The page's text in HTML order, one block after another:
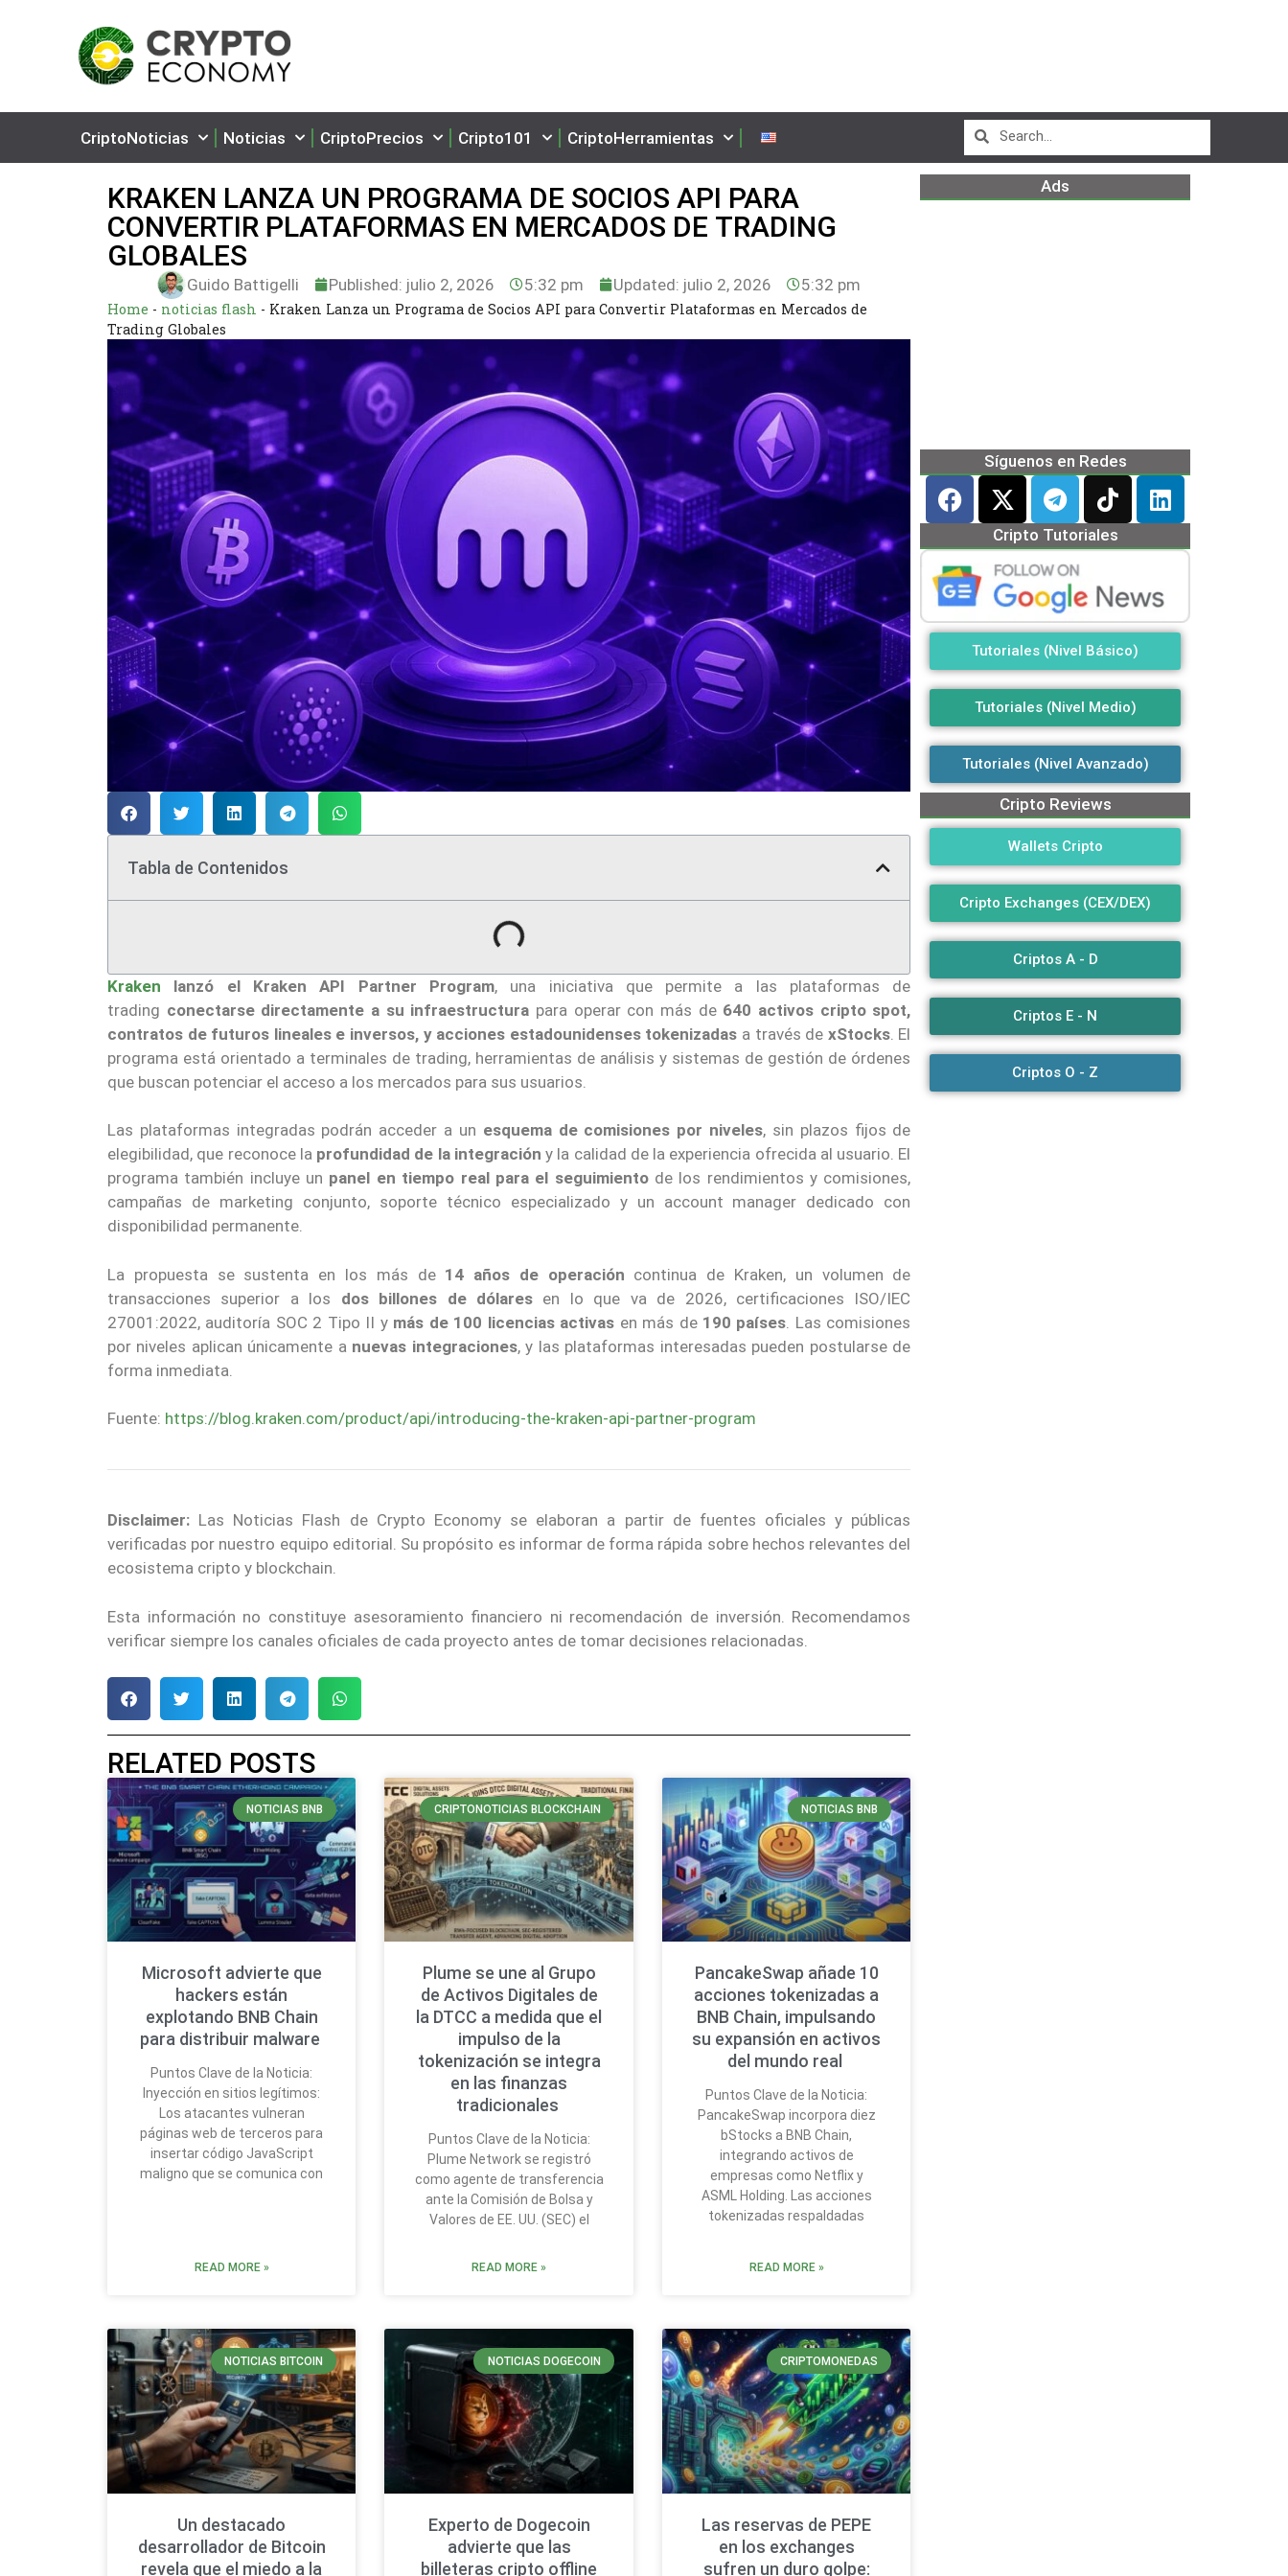
CriptoNoticias Noticias CriptoPrecios Cripto101 CriptoHerramientas
KRAKEN LANZA UN PROGRAMA DE SOCIOS API PARA
CONVERTIR PLATAFORMAS EN MERCADOS DE TRADING
GLOBALES
Guido Battigelli Published: julio 2, 2026 5:32 pm Updated: julio 2, 2026 5:32 pm
Home - noticias flash - Kraken Lanza un Programa de Socios API para Convertir Plataformas en Mercados de
Trading Globales
Tabla de Contenidos
Kraken lanzó el Kraken API Partner Program, una iniciativa que permite a las plataformas de
trading conectarse directamente a su infraestructura para operar con más de 640 activos cripto spot,
contratos de futuros lineales e inversos, y acciones estadounidenses tokenizadas a través de xStocks. El
programa está orientado a terminales de trading, herramientas de análisis y sistemas de gestión de órdenes
que buscan potenciar el acceso a los mercados para sus usuarios.
Las plataformas integradas podrán acceder a un esquema de comisiones por niveles, sin plazos fijos de
elegibilidad, que reconoce la profundidad de la integración y la calidad de la experiencia ofrecida al usuario. El
programa también incluye un panel en tiempo real para el seguimientode los rendimientos y comisiones,
campañas de marketing conjunto, soporte técnico especializado y un account manager dedicado con
disponibilidad permanente.
La propuesta se sustenta en los más de 14 años de operación continua de Kraken, un volumen de
transacciones superior a los dos billones de dólares en lo que va de 2026, certificaciones ISO/IEC
27001:2022, auditoría SOC 2 Tipo II y más de 100 licencias activas en más de 190 países . Las comisiones
por niveles aplican únicamente a nuevas integraciones, y las plataformas interesadas pueden postularse de
forma inmediata.
Fuente: https://blog.kraken.com/product/api/introducing-the-kraken-api-partner-program
Disclaimer: Las Noticias Flash de Crypto Economy se elaboran a partir de fuentes oficiales y públicas
verificadas por nuestro equipo editorial. Su propósito es informar de forma rápida sobre hechos relevantes del
ecosistema cripto y blockchain.
Esta información no constituye asesoramiento financiero ni recomendación de inversión. Recomendamos
verificar siempre los canales oficiales de cada proyecto antes de tomar decisiones relacionadas.
RELATED POSTS
NOTICIAS BNB
Microsoft advierte que
hackers están
explotando BNB Chain
para distribuir malware
Puntos Clave de la Noticia:
Inyección en sitios legítimos:
Los atacantes vulneran
páginas web de terceros para
insertar código JavaScript
maligno que se comunica con
READ MORE »
CRIPTONOTICIAS BLOCKCHAIN
Plume se une al Grupo
de Activos Digitales de
la DTCC a medida que el
impulso de la
tokenización se integra
en las finanzas
tradicionales
Puntos Clave de la Noticia:
Plume Network se registró
como agente de transferencia
ante la Comisión de Bolsa y
Valores de EE. UU. (SEC) el
READ MORE »
NOTICIAS BNB
PancakeSwap añade 10
acciones tokenizadas a
BNB Chain, impulsando
su expansión en activos
del mundo real
Puntos Clave de la Noticia:
PancakeSwap incorpora diez
bStocks a BNB Chain,
integrando activos de
empresas como Netflix y
ASML Holding. Las acciones
tokenizadas respaldadas
READ MORE »
NOTICIAS BITCOIN
Un destacado
desarrollador de Bitcoin
revela que el miedo a la
NOTICIAS DOGECOIN
Experto de Dogecoin
advierte que las
billeteras cripto offline
CRIPTOMONEDAS
Las reservas de PEPE
en los exchanges
sufren un duro golpe:
Ads
Síguenos en Redes
Cripto Tutoriales
Tutoriales (Nivel Básico)
Tutoriales (Nivel Medio)
Tutoriales (Nivel Avanzado)
Cripto Reviews
Wallets Cripto
Cripto Exchanges (CEX/DEX)
Criptos A - D
Criptos E - N
Criptos O - Z